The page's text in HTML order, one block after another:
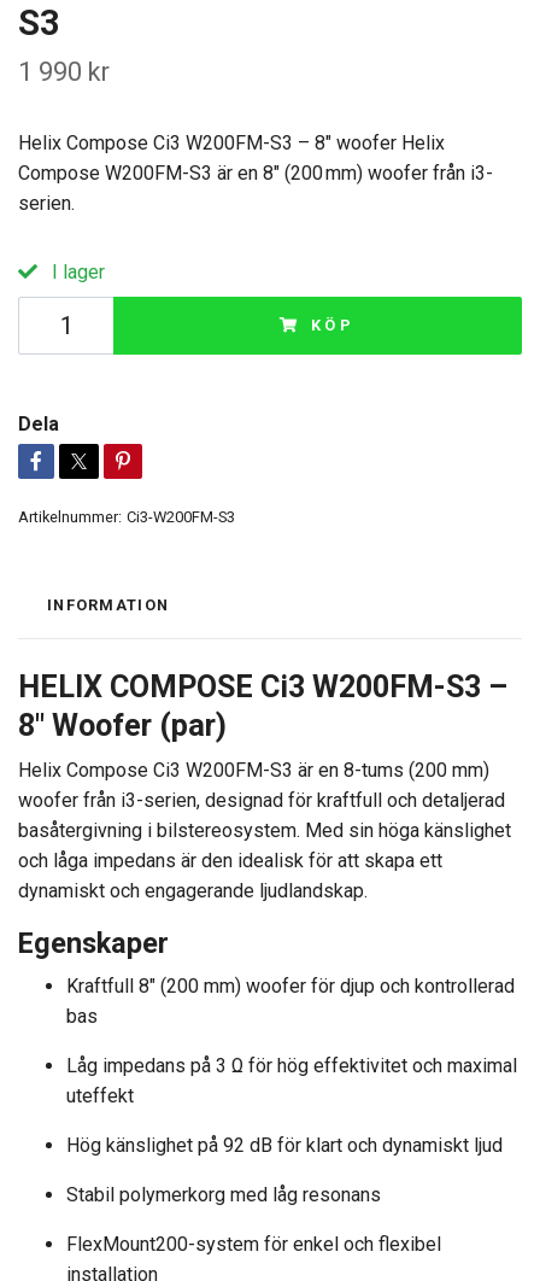
S3
1 990 kr
Helix Compose Ci3 W200FM-S3 – 8″ woofer Helix
Compose W200FM-S3 är en 8″ (200 mm) woofer från i3-
serien.
I lager
KÖP
Dela
Artikelnummer: Ci3-W200FM-S3
INFORMATION
HELIX COMPOSE Ci3 W200FM-S3 –
8″ Woofer (par)
Helix Compose Ci3 W200FM-S3 är en 8-tums (200 mm)
woofer från i3-serien, designad för kraftfull och detaljerad
basåtergivning i bilstereosystem. Med sin höga känslighet
och låga impedans är den idealisk för att skapa ett
dynamiskt och engagerande ljudlandskap.
Egenskaper
Kraftfull 8″ (200 mm) woofer för djup och kontrollerad
bas
Låg impedans på 3 Ω för hög effektivitet och maximal
uteffekt
Hög känslighet på 92 dB för klart och dynamiskt ljud
Stabil polymerkorg med låg resonans
FlexMount200-system för enkel och flexibel
installation